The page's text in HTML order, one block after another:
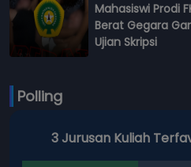
Mahasiswi Prodi
Berat Gegara
Ujian Skripsi
Polling
3 Jurusan Kuliah